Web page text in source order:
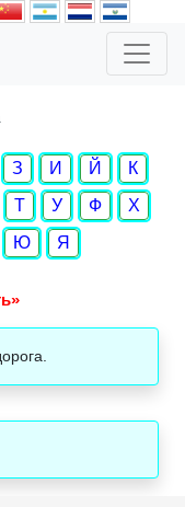
З И Й
К
Т У Ф
Х
Ю
Я